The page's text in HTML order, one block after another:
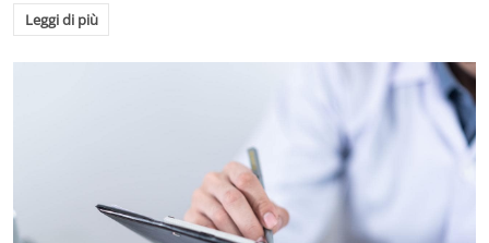
Leggi di più